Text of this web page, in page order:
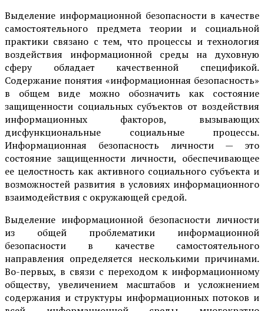
Выделение информационной безопасности в качестве
самостоятельного предмета теории и социальной
практики связано с тем, что процессы и технология
воздействия информационной среды на духовную
сферу обладает качественной спецификой.
Содержание понятия «информационная безопасность»
в общем виде можно обозначить как состояние
защищенности социальных субъектов от воздействия
информационных факторов, вызывающих
дисфункциональные социальные процессы.
Информационная безопасность личности — это
состояние защищенности личности, обеспечивающее
ее целостность как активного социального субъекта и
возможностей развития в условиях информационного
взаимодействия с окружающей средой.
Выделение информационной безопасности личности
из общей проблематики информационной
безопасности в качестве самостоятельного
направления определяется несколькими причинами.
Во-первых, в связи с переходом к информационному
обществу, увеличением масштабов и усложнением
содержания и структуры информационных потоков и